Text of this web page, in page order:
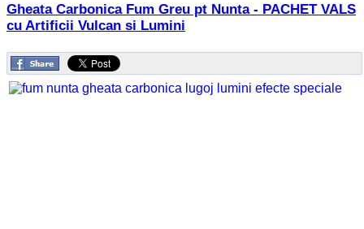
Gheata Carbonica Fum Greu pt Nunta - PACHET VALS
cu Artificii Vulcan si Lumini